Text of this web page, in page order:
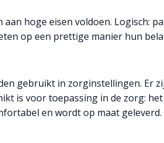
hoge eisen voldoen. Logisch:
op een prettige manier hun
gebruikt in zorginstellingen. Er
is voor toepassing in de zorg:
en wordt op maat